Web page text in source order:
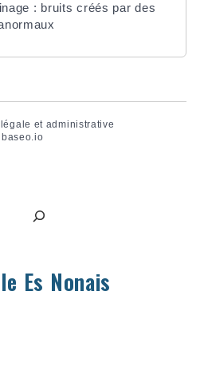
: bruits créés par des
et administrative
baseo.io
Es Nonais